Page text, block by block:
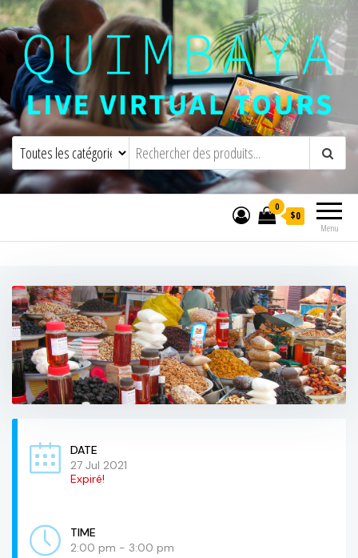
Quimbaya Virtual ToursVisites virtuelles interactives en direct
Menu
0
$0
DATE
27 Jul 2021
Expiré!
TIME
2:00 pm - 3:00 pm